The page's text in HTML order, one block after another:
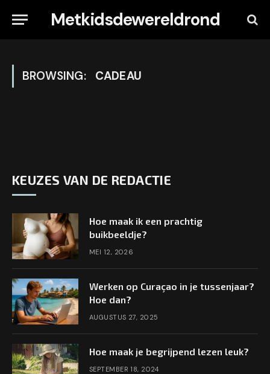
Metkidsdewereldrond
BROWSING: CADEAU
KEUZES VAN DE REDACTIE
Hoe maak ik een prachtig
buikbeeldje?
MEI 12, 2026
Werken op Curaçao in je tussenjaar?
Hoe dan?
AUGUSTUS 27, 2025
Hoe maak je begrijpend lezen leuk?
SEPTEMBER 18, 2024